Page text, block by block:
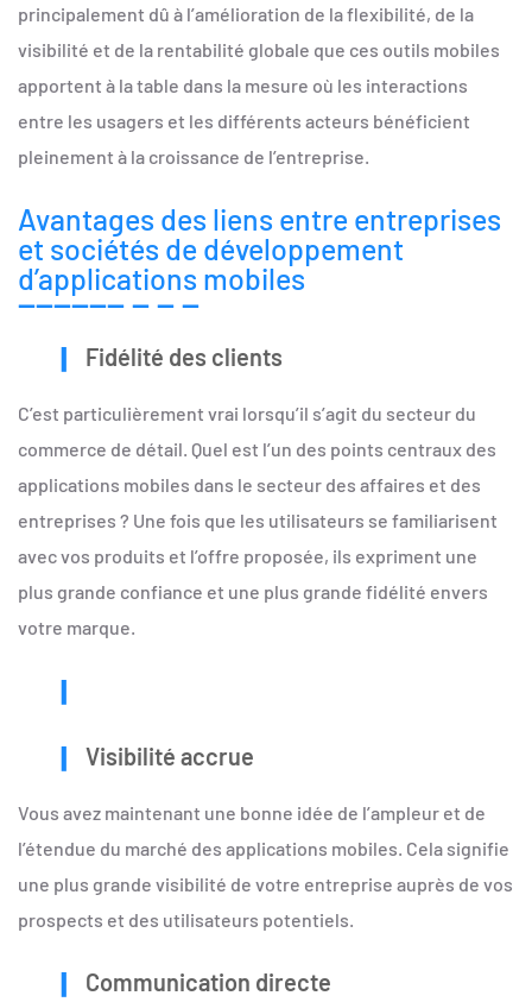
principalement dû à l’amélioration de la flexibilité, de la
visibilité et de la rentabilité globale que ces outils mobiles
apportent à la table dans la mesure où les interactions
entre les usagers et les différents acteurs bénéficient
pleinement à la croissance de l’entreprise.
Avantages des liens entre entreprises
et sociétés de développement
d’applications mobiles
Fidélité des clients
C’est particulièrement vrai lorsqu’il s’agit du secteur du
commerce de détail. Quel est l’un des points centraux des
applications mobiles dans le secteur des affaires et des
entreprises ? Une fois que les utilisateurs se familiarisent
avec vos produits et l’offre proposée, ils expriment une
plus grande confiance et une plus grande fidélité envers
votre marque.
Visibilité accrue
Vous avez maintenant une bonne idée de l’ampleur et de
l’étendue du marché des applications mobiles. Cela signifie
une plus grande visibilité de votre entreprise auprès de vos
prospects et des utilisateurs potentiels.
Communication directe